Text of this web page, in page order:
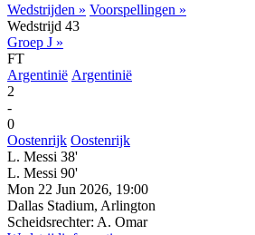
Wedstrijden » Voorspellingen »
Wedstrijd 43
Groep J »
FT
Argentinië Argentinië
2
-
0
Oostenrijk Oostenrijk
L. Messi 38'
L. Messi 90'
Mon 22 Jun 2026, 19:00
Dallas Stadium, Arlington
Scheidsrechter: A. Omar